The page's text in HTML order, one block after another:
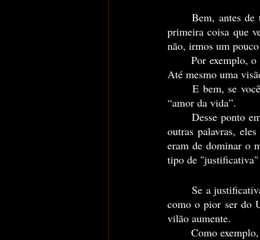
	Bem, antes de tudo, o que podemos definir como o “amor da vida” de uma pessoa? Talvez, a
primeira coisa que
não, irmos um
	Por exemplo, o amor da vida de um “vilão” pode ser ele mesmo… Um desejo… Uma pessoa…
Até mesmo uma
“amor da vida”.
outras palavras,
eram de dominar o
tipo de "justificativa"
como o pior ser do
vilão aumente.
Como exemplo,